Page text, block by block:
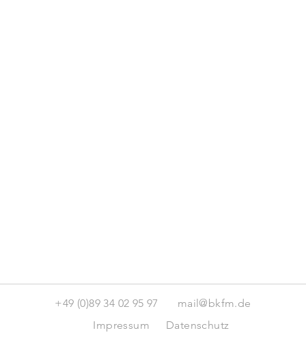
+49 (0)89 34 02 95 97
mail@bkfm.de
Impressum
Datenschutz